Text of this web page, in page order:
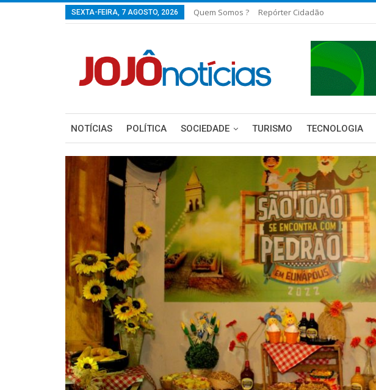
SEXTA-FEIRA, 7 AGOSTO, 2026 Quem Somos ? Repórter Cidadão
NOTÍCIAS POLÍTICA SOCIEDADE TURISMO TECNOLOGIA